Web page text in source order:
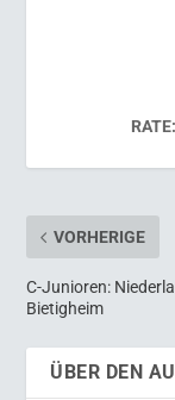
RATE:
VORHERIGE
C-Junioren:
Bietigheim
ÜBER DEN